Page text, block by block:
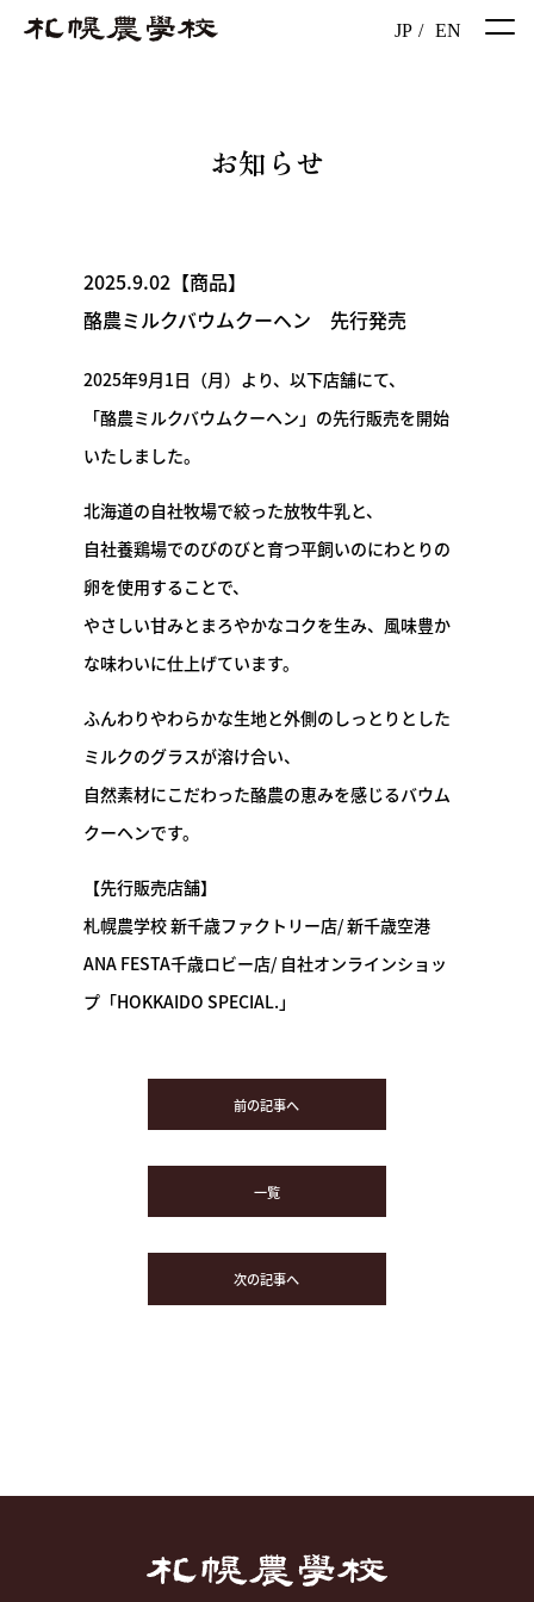
JP / EN
お知らせ
2025.9.02【商品】
酪農ミルクバウムクーヘン 先行発売
2025年9月1日（月）より、以下店舗にて、
「酪農ミルクバウムクーヘン」の先行販売を開始
いたしました。
北海道の自社牧場で絞った放牧牛乳と、
自社養鶏場でのびのびと育つ平飼いのにわとりの
卵を使用することで、
やさしい甘みとまろやかなコクを生み、風味豊か
な味わいに仕上げています。
ふんわりやわらかな生地と外側のしっとりとした
ミルクのグラスが溶け合い、
自然素材にこだわった酪農の恵みを感じるバウム
クーヘンです。
【先行販売店舗】
札幌農学校 新千歳ファクトリー店/ 新千歳空港
ANA FESTA千歳ロビー店/ 自社オンラインショッ
プ「HOKKAIDO SPECIAL.」
前の記事へ
一覧
次の記事へ